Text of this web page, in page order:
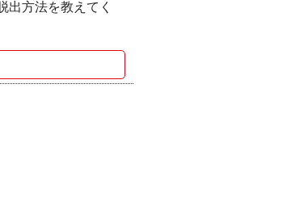
出方法を教えてく